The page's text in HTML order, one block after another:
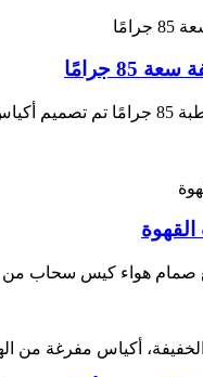
جرامًا
الجودة،...
هواء كيس سحاب من